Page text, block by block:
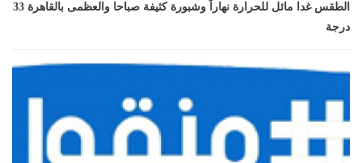
الطقس غدا مائل للحرارة نهاراً وشبورة كثيفة صباحا والعظمى بالقاهرة 33
درجة